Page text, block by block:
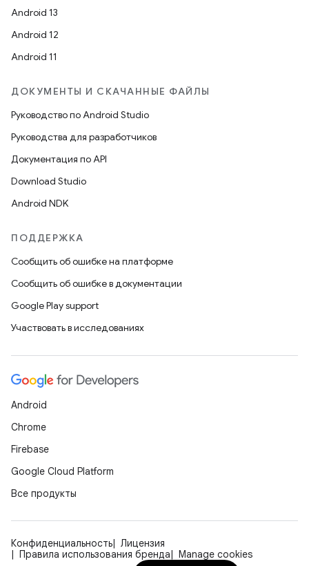
Android 13
Android 12
Android 11
ДОКУМЕНТЫ И СКАЧАННЫЕ ФАЙЛЫ
Руководство по Android Studio
Руководства для разработчиков
Документация по API
Download Studio
Android NDK
ПОДДЕРЖКА
Сообщить об ошибке на платформе
Сообщить об ошибке в документации
Google Play support
Участвовать в исследованиях
Android
Chrome
Firebase
Google Cloud Platform
Все продукты
Конфиденциальность
Лицензия
Правила использования бренда
Manage cookies